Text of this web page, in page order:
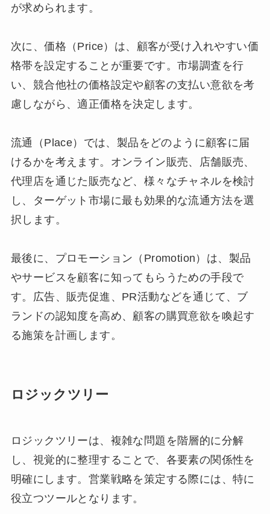
が求められます。
次に、価格（Price）は、顧客が受け入れやすい価
格帯を設定することが重要です。市場調査を行
い、競合他社の価格設定や顧客の支払い意欲を考
慮しながら、適正価格を決定します。
流通（Place）では、製品をどのように顧客に届
けるかを考えます。オンライン販売、店舗販売、
代理店を通じた販売など、様々なチャネルを検討
し、ターゲット市場に最も効果的な流通方法を選
択します。
最後に、プロモーション（Promotion）は、製品
やサービスを顧客に知ってもらうための手段で
す。広告、販売促進、PR活動などを通じて、ブ
ランドの認知度を高め、顧客の購買意欲を喚起す
る施策を計画します。
ロジックツリー
ロジックツリーは、複雑な問題を階層的に分解
し、視覚的に整理することで、各要素の関係性を
明確にします。営業戦略を策定する際には、特に
役立つツールとなります。